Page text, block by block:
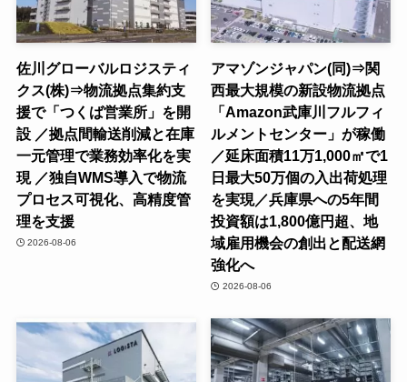
佐川グローバルロジスティ
クス(株)⇒物流拠点集約支
援で「つくば営業所」を開
設 ／拠点間輸送削減と在庫
一元管理で業務効率化を実
現 ／独自WMS導入で物流
プロセス可視化、高精度管
理を支援
2026-08-06
アマゾンジャパン(同)⇒関
西最大規模の新設物流拠点
「Amazon武庫川フルフィ
ルメントセンター」が稼働
／延床面積11万1,000㎡で1
日最大50万個の入出荷処理
を実現／兵庫県への5年間
投資額は1,800億円超、地
域雇用機会の創出と配送網
強化へ
2026-08-06